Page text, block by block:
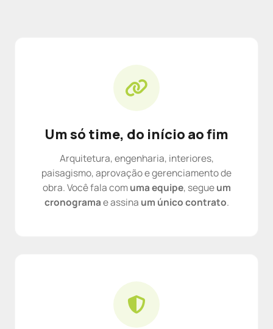
Um só time, do início ao fim
Arquitetura, engenharia, interiores,
paisagismo, aprovação e gerenciamento de
obra. Você fala comuma equipe, segueum
cronogramae assina um único contrato.